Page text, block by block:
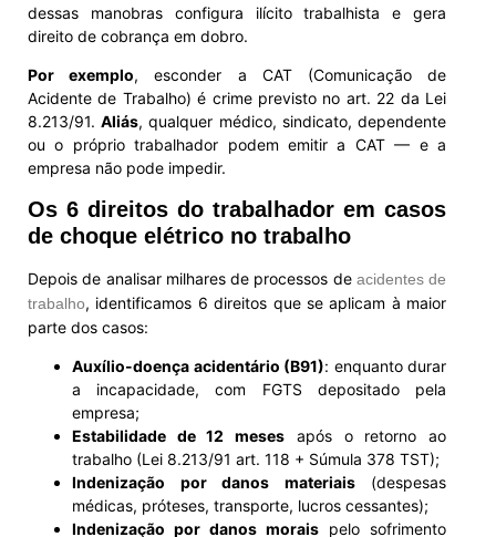
dessas manobras configura ilícito trabalhista e gera
direito de cobrança em dobro.
Por exemplo, esconder a CAT (Comunicação de
Acidente de Trabalho) é crime previsto no art. 22 da Lei
8.213/91.Aliás, qualquer médico, sindicato, dependente
ou o próprio trabalhador podem emitir a CAT — e a
empresa não pode impedir.
Os 6 direitos do trabalhador em casos
de choque elétrico no trabalho
Depois de analisar milhares de processos de acidentes de
trabalho, identificamos 6 direitos que se aplicam à maior
parte dos casos:
Auxílio-doença acidentário (B91): enquanto durar
a incapacidade, com FGTS depositado pela
empresa;
Estabilidade de 12 meses após o retorno ao
trabalho (Lei 8.213/91 art. 118 + Súmula 378 TST);
Indenização por danos materiais(despesas
médicas, próteses, transporte, lucros cessantes);
Indenização por danos morais pelo sofrimento